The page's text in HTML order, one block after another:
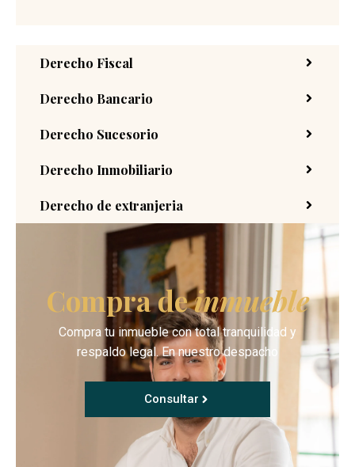
Derecho Fiscal
Derecho Bancario
Derecho Sucesorio
Derecho Inmobiliario
Derecho de extranjeria
Compra deinmueble
Compra tu inmueble con total tranquilidad y
respaldo legal. En nuestro despacho
Consultar